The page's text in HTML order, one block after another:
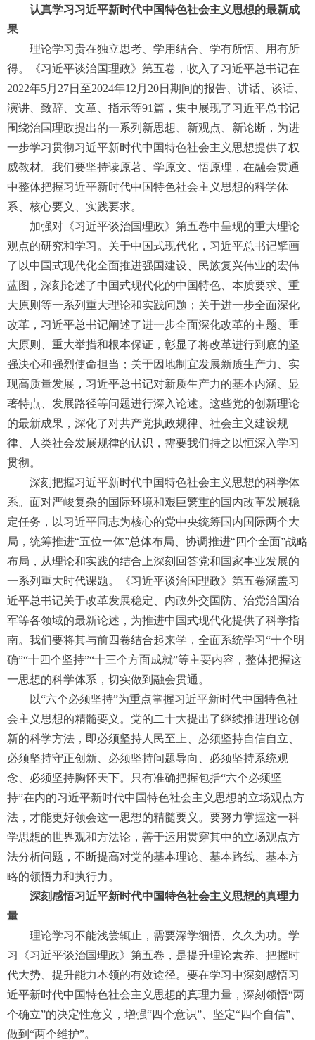
认真学习习近平新时代中国特色社会主义思想的最新成
果
理论学习贵在独立思考、学用结合、学有所悟、用有所
得。《习近平谈治国理政》第五卷，收入了习近平总书记在
2022年5月27日至2024年12月20日期间的报告、讲话、谈话、
演讲、致辞、文章、指示等91篇，集中展现了习近平总书记
围绕治国理政提出的一系列新思想、新观点、新论断，为进
一步学习贯彻习近平新时代中国特色社会主义思想提供了权
威教材。我们要坚持读原著、学原文、悟原理，在融会贯通
中整体把握习近平新时代中国特色社会主义思想的科学体
系、核心要义、实践要求。
加强对《习近平谈治国理政》第五卷中呈现的重大理论
观点的研究和学习。关于中国式现代化，习近平总书记擘画
了以中国式现代化全面推进强国建设、民族复兴伟业的宏伟
蓝图，深刻论述了中国式现代化的中国特色、本质要求、重
大原则等一系列重大理论和实践问题；关于进一步全面深化
改革，习近平总书记阐述了进一步全面深化改革的主题、重
大原则、重大举措和根本保证，彰显了将改革进行到底的坚
强决心和强烈使命担当；关于因地制宜发展新质生产力、实
现高质量发展，习近平总书记对新质生产力的基本内涵、显
著特点、发展路径等问题进行深入论述。这些党的创新理论
的最新成果，深化了对共产党执政规律、社会主义建设规
律、人类社会发展规律的认识，需要我们持之以恒深入学习
贯彻。
深刻把握习近平新时代中国特色社会主义思想的科学体
系。面对严峻复杂的国际环境和艰巨繁重的国内改革发展稳
定任务，以习近平同志为核心的党中央统筹国内国际两个大
局，统筹推进“五位一体”总体布局、协调推进“四个全面”战略
布局，从理论和实践的结合上深刻回答党和国家事业发展的
一系列重大时代课题。《习近平谈治国理政》第五卷涵盖习
近平总书记关于改革发展稳定、内政外交国防、治党治国治
军等各领域的最新论述，为推进中国式现代化提供了科学指
南。我们要将其与前四卷结合起来学，全面系统学习“十个明
确”“十四个坚持”“十三个方面成就”等主要内容，整体把握这
一思想的科学体系，切实做到融会贯通。
以“六个必须坚持”为重点掌握习近平新时代中国特色社
会主义思想的精髓要义。党的二十大提出了继续推进理论创
新的科学方法，即必须坚持人民至上、必须坚持自信自立、
必须坚持守正创新、必须坚持问题导向、必须坚持系统观
念、必须坚持胸怀天下。只有准确把握包括“六个必须坚
持”在内的习近平新时代中国特色社会主义思想的立场观点方
法，才能更好领会这一思想的精髓要义。要努力掌握这一科
学思想的世界观和方法论，善于运用贯穿其中的立场观点方
法分析问题，不断提高对党的基本理论、基本路线、基本方
略的领悟力和执行力。
深刻感悟习近平新时代中国特色社会主义思想的真理力
量
理论学习不能浅尝辄止，需要深学细悟、久久为功。学
习《习近平谈治国理政》第五卷，是提升理论素养、把握时
代大势、提升能力本领的有效途径。要在学习中深刻感悟习
近平新时代中国特色社会主义思想的真理力量，深刻领悟“两
个确立”的决定性意义，增强“四个意识”、坚定“四个自信”、
做到“两个维护”。